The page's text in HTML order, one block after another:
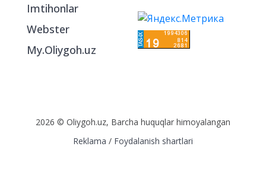
Imtihonlar
Webster
My.Oliygoh.uz
2026 © Oliygoh.uz, Barcha huquqlar himoyalangan
Reklama / Foydalanish shartlari